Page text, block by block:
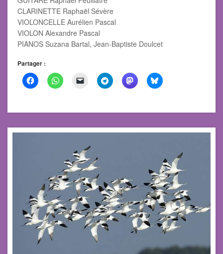
CLARINETTE Raphaël Sévère
VIOLONCELLE Aurélien Pascal
VIOLON Alexandre Pascal
PIANOS Suzana Bartal, Jean-Baptiste Doulcet
Partager :